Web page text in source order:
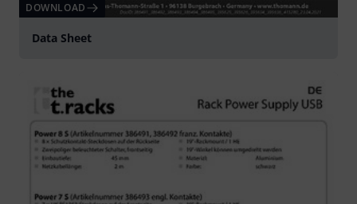
DOWNLOAD
Data Sheet